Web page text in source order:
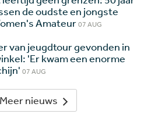
de oudste en jongste
Amateur07 AUG
van jeugdtour gevonden in
'Er kwam een enorme
07 AUG
Meer nieuws